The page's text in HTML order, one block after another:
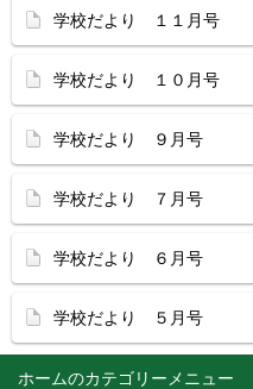
ホーム
学校だより １１月号
学校だより １０月号
学校だより ９月号
学校だより ７月号
学校だより ６月号
学校だより ５月号